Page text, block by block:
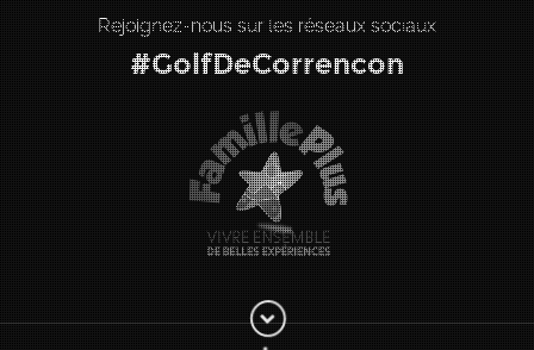
Rejoignez-nous sur les réseaux sociaux
#GolfDeCorrencon